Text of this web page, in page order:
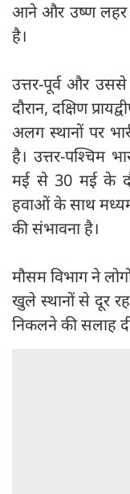
आने और उष्ण लहर
है।
उत्तर-पूर्व और
दौरान, दक्षिण
अलग स्थानों पर
है। उत्तर-पश्चिम
मई से 30 मई के
हवाओं के साथ
की संभावना है।
मौसम विभाग ने
खुले स्थानों से दूर
निकलने की सलाह